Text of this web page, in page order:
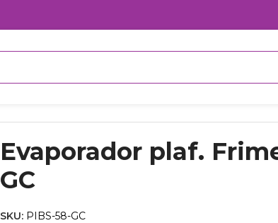
Evaporador plaf.
GC
SKU: PIBS-58-GC